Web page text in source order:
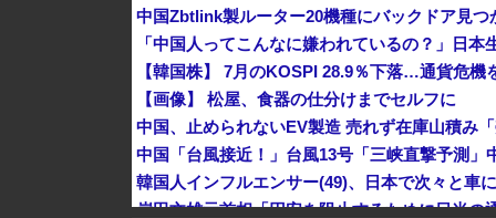
中国Zbtlink製ルーター20機種にバックドア見
「中国人ってこんなに嫌われているの？」日本
【韓国株】 7月のKOSPI 28.9％下落…通貨危機
【画像】 松屋、食器の仕分けまでセルフに
韓国人インフルエンサー(49)、日本で次々と車